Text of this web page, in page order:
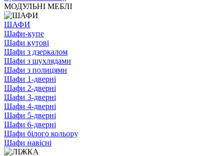
МОДУЛЬНІ МЕБЛІ
ШАФИ
Шафи-купе
Шафи кутові
Шафи з дзеркалом
Шафи з шухлядами
Шафи з полицями
Шафи 1-дверні
Шафи 2-дверні
Шафи 3-дверні
Шафи 4-дверні
Шафи 5-дверні
Шафи 6-дверні
Шафи білого кольору
Шафи навісні